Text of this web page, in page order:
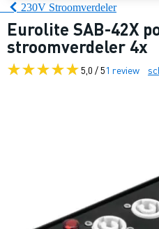
230V Stroomverdeler
Eurolite SAB-42X
stroomverdeler 4x
5,0 / 51 review